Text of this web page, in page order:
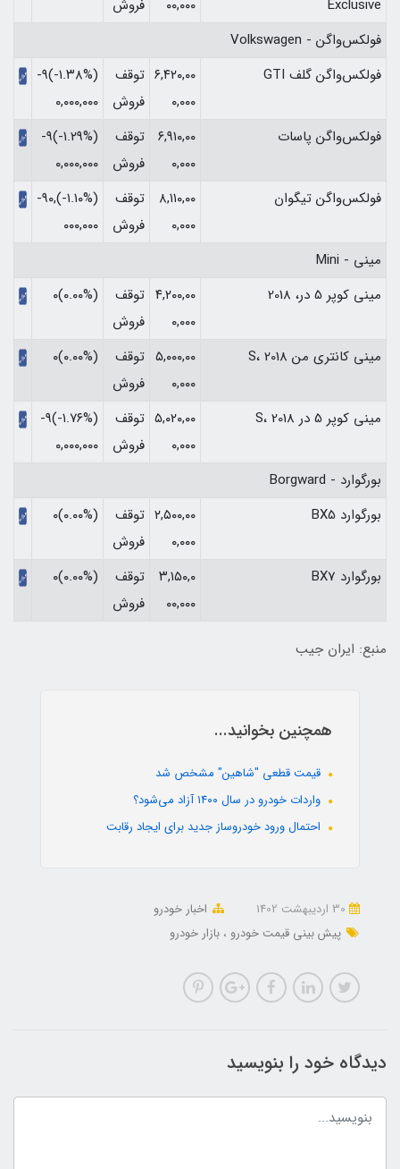
Exclusive
۰۰,۰۰۰
فروش
فولکس‌واگن - Volkswagen
فولکس‌واگن گلف GTI
۶,۴۲۰,۰۰
۰,۰۰۰
توقف
فروش
(‎-۱.۳۸%‏)‎-۹
۰,۰۰۰,۰۰۰‏
فولکس‌واگن پاسات
۶,۹۱۰,۰۰
۰,۰۰۰
توقف
فروش
(‎-۱.۲۹%‏)‎-۹
۰,۰۰۰,۰۰۰‏
فولکس‌واگن تیگوان
۸,۱۱۰,۰۰
۰,۰۰۰
توقف
فروش
(‎-۱.۱۰%‏)‎-۹۰,
۰۰۰,۰۰۰‏
مینی - Mini
مینی کوپر 5 در، 2018
۴,۲۰۰,۰۰
۰,۰۰۰
توقف
فروش
(۰.۰۰%)۰
مینی کانتری من S، 2018
۵,۰۰۰,۰۰
۰,۰۰۰
توقف
فروش
(۰.۰۰%)۰
مینی کوپر 5 در S، 2018
۵,۰۲۰,۰۰
۰,۰۰۰
توقف
فروش
(‎-۱.۷۶%‏)‎-۹
۰,۰۰۰,۰۰۰‏
بورگوارد - Borgward
بورگوارد BX5
۲,۵۰۰,۰۰
۰,۰۰۰
توقف
فروش
(۰.۰۰%)۰
بورگوارد BX7
۳,۱۵۰,۰
۰۰,۰۰۰
توقف
فروش
(۰.۰۰%)۰
منبع: ایران جیب
همچنین بخوانید...
قیمت قطعی "شاهین" مشخص شد
واردات خودرو در سال ۱۴۰۰ آزاد می‌شود؟
احتمال ورود خودروساز جدید برای ایجاد رقابت
اخبار خودرو
پیش بینی قیمت خودرو
بازار خودرو
دیدگاه خود را بنویسید